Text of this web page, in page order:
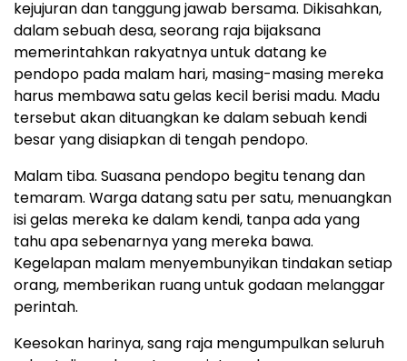
kejujuran dan tanggung jawab bersama. Dikisahkan,
dalam sebuah desa, seorang raja bijaksana
memerintahkan rakyatnya untuk datang ke
pendopo pada malam hari, masing-masing mereka
harus membawa satu gelas kecil berisi madu. Madu
tersebut akan dituangkan ke dalam sebuah kendi
besar yang disiapkan di tengah pendopo.
Malam tiba. Suasana pendopo begitu tenang dan
temaram. Warga datang satu per satu, menuangkan
isi gelas mereka ke dalam kendi, tanpa ada yang
tahu apa sebenarnya yang mereka bawa.
Kegelapan malam menyembunyikan tindakan setiap
orang, memberikan ruang untuk godaan melanggar
perintah.
Keesokan harinya, sang raja mengumpulkan seluruh